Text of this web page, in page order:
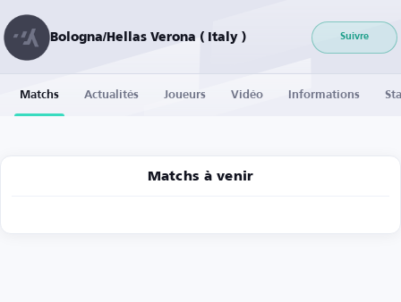
Bologna/Hellas Verona ( Italy ) Suivre
Matchs Actualités Joueurs Vidéo Informations
Matchs à venir